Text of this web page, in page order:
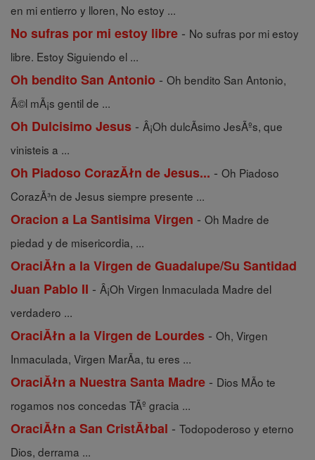
en mi entierro y lloren, No estoy ...
No sufras por mi estoy libre - No sufras por mi estoy
libre. Estoy Siguiendo el ...
Oh bendito San Antonio - Oh bendito San Antonio,
Ã©l mÃ¡s gentil de ...
Oh Dulcisimo Jesus - Â¡Oh dulcÃ­simo JesÃºs, que
vinisteis a ...
Oh Piadoso CorazĂłn de Jesus... - Oh Piadoso
CorazÃ³n de Jesus siempre presente ...
Oracion a La Santisima Virgen - Oh Madre de
piedad y de misericordia, ...
OraciĂłn a la Virgen de Guadalupe/Su Santidad
Juan Pablo II - Â¡Oh Virgen Inmaculada Madre del
verdadero ...
OraciĂłn a la Virgen de Lourdes - Oh, Virgen
Inmaculada, Virgen MarÃ­a, tu eres ...
OraciĂłn a Nuestra Santa Madre - Dios MÃ­o te
rogamos nos concedas TÃº gracia ...
OraciĂłn a San CristĂłbal - Todopoderoso y eterno
Dios, derrama ...